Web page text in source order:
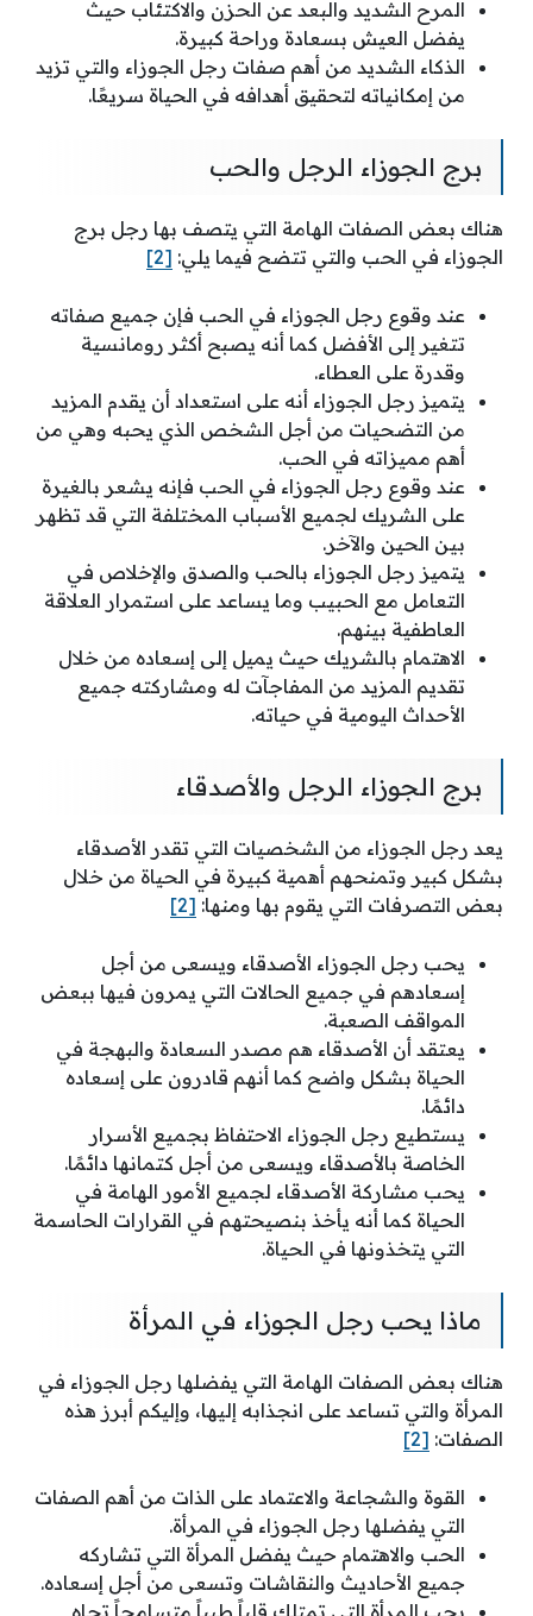
المرح الشديد والبعد عن الحزن والاكتئاب حيث
يفضل العيش بسعادة وراحة كبيرة.
الذكاء الشديد من أهم صفات رجل الجوزاء والتي تزيد
من إمكانياته لتحقيق أهدافه في الحياة سريعًا.
برج الجوزاء الرجل والحب
هناك بعض الصفات الهامة التي يتصف بها رجل برج
الجوزاء في الحب والتي تتضح فيما يلي: [2]
عند وقوع رجل الجوزاء في الحب فإن جميع صفاته
تتغير إلى الأفضل كما أنه يصبح أكثر رومانسية
وقدرة على العطاء.
يتميز رجل الجوزاء أنه على استعداد أن يقدم المزيد
من التضحيات من أجل الشخص الذي يحبه وهي من
أهم مميزاته في الحب.
عند وقوع رجل الجوزاء في الحب فإنه يشعر بالغيرة
على الشريك لجميع الأسباب المختلفة التي قد تظهر
بين الحين والآخر.
يتميز رجل الجوزاء بالحب والصدق والإخلاص في
التعامل مع الحبيب وما يساعد على استمرار العلاقة
العاطفية بينهم.
الاهتمام بالشريك حيث يميل إلى إسعاده من خلال
تقديم المزيد من المفاجآت له ومشاركته جميع
الأحداث اليومية في حياته.
برج الجوزاء الرجل والأصدقاء
يعد رجل الجوزاء من الشخصيات التي تقدر الأصدقاء
بشكل كبير وتمنحهم أهمية كبيرة في الحياة من خلال
بعض التصرفات التي يقوم بها ومنها: [2]
يحب رجل الجوزاء الأصدقاء ويسعى من أجل
إسعادهم في جميع الحالات التي يمرون فيها ببعض
المواقف الصعبة.
يعتقد أن الأصدقاء هم مصدر السعادة والبهجة في
الحياة بشكل واضح كما أنهم قادرون على إسعاده
دائمًا.
يستطيع رجل الجوزاء الاحتفاظ بجميع الأسرار
الخاصة بالأصدقاء ويسعى من أجل كتمانها دائمًا.
يحب مشاركة الأصدقاء لجميع الأمور الهامة في
الحياة كما أنه يأخذ بنصيحتهم في القرارات الحاسمة
التي يتخذونها في الحياة.
ماذا يحب رجل الجوزاء في المرأة
هناك بعض الصفات الهامة التي يفضلها رجل الجوزاء في
المرأة والتي تساعد على انجذابه إليها، وإليكم أبرز هذه
الصفات: [2]
القوة والشجاعة والاعتماد على الذات من أهم الصفات
التي يفضلها رجل الجوزاء في المرأة.
الحب والاهتمام حيث يفضل المرأة التي تشاركه
جميع الأحاديث والنقاشات وتسعى من أجل إسعاده.